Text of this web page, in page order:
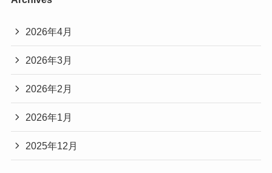
2026年4月
2026年3月
2026年2月
2026年1月
2025年12月